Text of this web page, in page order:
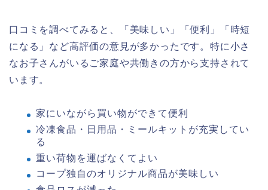
口コミを調べてみると、「美味しい」「便利」「時短
になる」など高評価の意見が多かったです。特に小さ
なお子さんがいるご家庭や共働きの方から支持されて
います。
家にいながら買い物ができて便利
冷凍食品・日用品・ミールキットが充実してい
る
重い荷物を運ばなくてよい
コープ独自のオリジナル商品が美味しい